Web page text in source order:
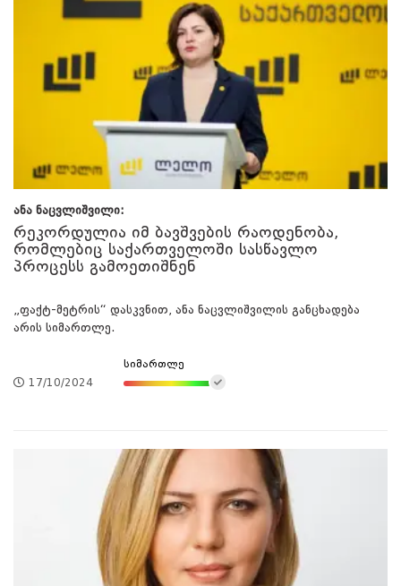
ანა ნაცვლიშვილი:
რეკორდულია იმ ბავშვების რაოდენობა,
რომლებიც საქართველოში სასწავლო
პროცესს გამოეთიშნენ
„ფაქტ-მეტრის“ დასკვნით, ანა ნაცვლიშვილის განცხადება
არის სიმართლე.
17/10/2024
სიმართლე